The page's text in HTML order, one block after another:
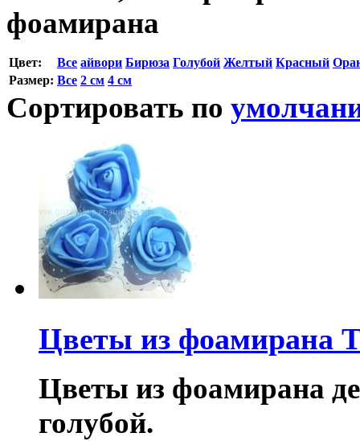
фоамирана
Цвет: Все айвори Бирюза Голубой Желтый Красный
Размер: Все 2 см 4 см
Сортировать по
Цветы из фоамирана
Цветы из фоамирана
голубой.